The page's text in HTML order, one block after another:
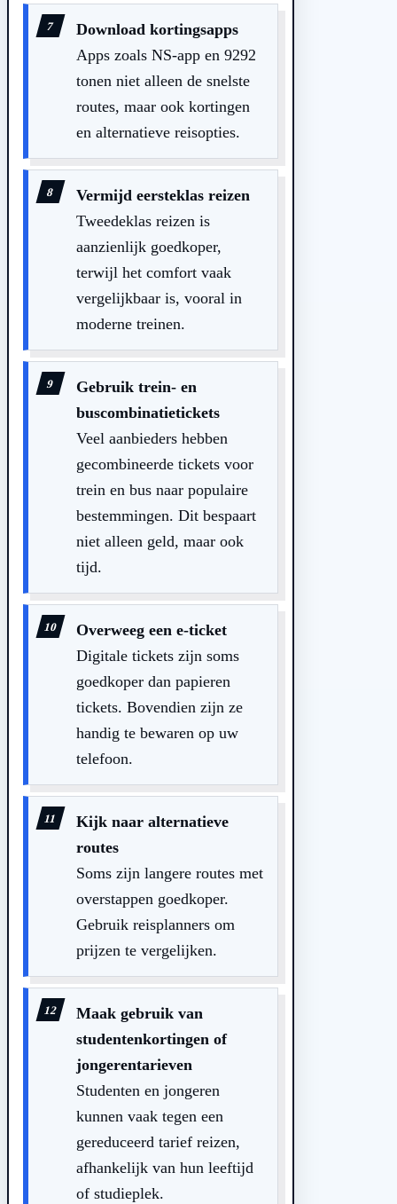
Download kortingsapps
Apps zoals NS-app en 9292
tonen niet alleen de snelste
routes, maar ook kortingen
en alternatieve reisopties.
Vermijd eersteklas reizen
Tweedeklas reizen is
aanzienlijk goedkoper,
terwijl het comfort vaak
vergelijkbaar is, vooral in
moderne treinen.
Gebruik trein- en
buscombinatietickets
Veel aanbieders hebben
gecombineerde tickets voor
trein en bus naar populaire
bestemmingen. Dit bespaart
niet alleen geld, maar ook
tijd.
Overweeg een e-ticket
Digitale tickets zijn soms
goedkoper dan papieren
tickets. Bovendien zijn ze
handig te bewaren op uw
telefoon.
Kijk naar alternatieve
routes
Soms zijn langere routes met
overstappen goedkoper.
Gebruik reisplanners om
prijzen te vergelijken.
Maak gebruik van
studentenkortingen of
jongerentarieven
Studenten en jongeren
kunnen vaak tegen een
gereduceerd tarief reizen,
afhankelijk van hun leeftijd
of studieplek.